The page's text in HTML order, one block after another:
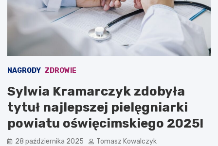
NAGRODY ZDROWIE
Sylwia Kramarczyk zdobyła
tytuł najlepszej pielęgniarki
powiatu oświęcimskiego 2025!
28 października 2025 Tomasz Kowalczyk